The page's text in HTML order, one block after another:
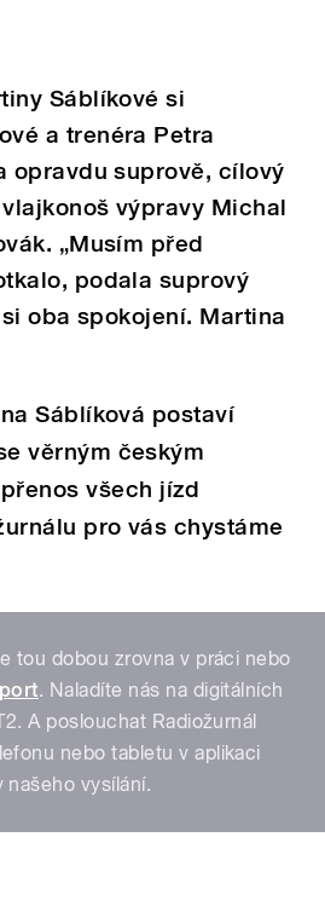
Sáblíkové si
a trenéra Petra
opravdu suprově, cílový
výpravy Michal
„Musím před
podala suprový
oba spokojení. Martina
Sáblíková postaví
věrným českým
všech jízd
pro vás chystáme
tou dobou zrovna v práci nebo
. Naladíte nás na digitálních
A poslouchat Radiožurnál
nebo tabletu v aplikaci
našeho vysílání.